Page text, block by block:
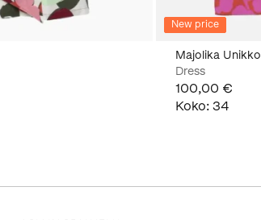
New price
Majolika Unikko
Dress
100,00 €
Koko: 34